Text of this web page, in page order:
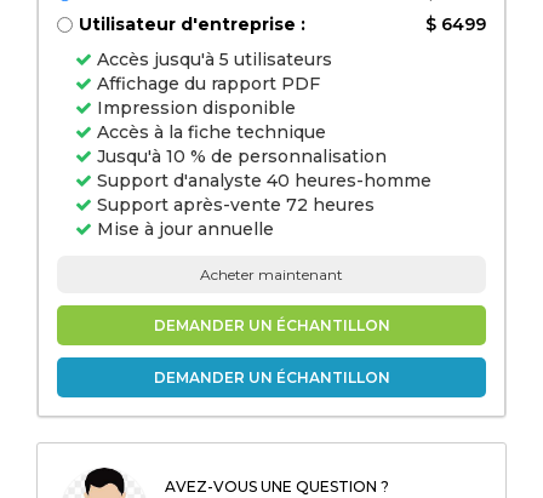
Utilisateur d'entreprise :
$ 6499
Accès jusqu'à 5 utilisateurs
Affichage du rapport PDF
Impression disponible
Accès à la fiche technique
Jusqu'à 10 % de personnalisation
Support d'analyste 40 heures-homme
Support après-vente 72 heures
Mise à jour annuelle
Acheter maintenant
DEMANDER UN ÉCHANTILLON
DEMANDER UN ÉCHANTILLON
AVEZ-VOUS UNE QUESTION ?